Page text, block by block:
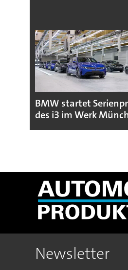
BMW startet
des i3 im Werk
Newsletter